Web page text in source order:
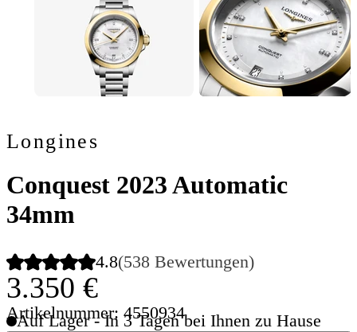
Longines
Conquest 2023 Automatic
34mm
4.8(538 Bewertungen)
3.350 €
Artikelnummer: 4550934
Auf Lager - In 3 Tagen bei Ihnen zu Hause